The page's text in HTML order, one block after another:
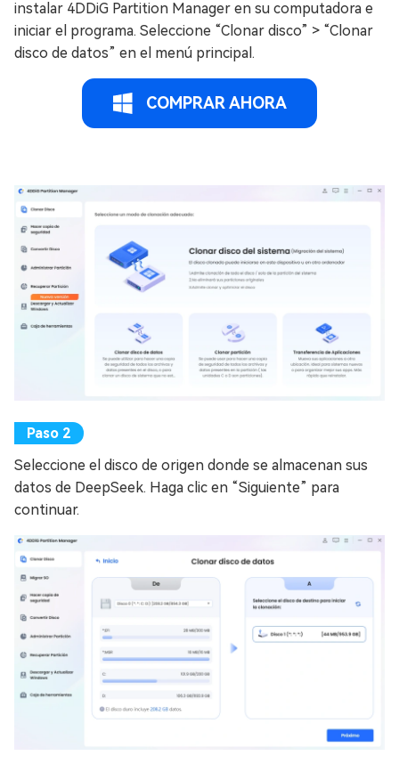
instalar 4DDiG Partition Manager en su computadora e
iniciar el programa. Seleccione “Clonar disco” > “Clonar
disco de datos” en el menú principal.
COMPRAR AHORA
Seleccione el disco de origen donde se almacenan sus
datos de DeepSeek. Haga clic en “Siguiente” para
continuar.